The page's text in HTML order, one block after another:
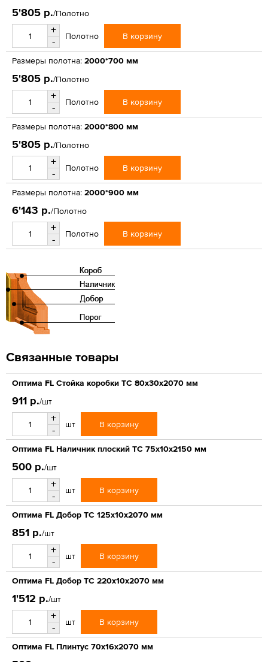
5'805 р./Полотно
+
-
Полотно В корзину
Размеры полотна: 2000*700 мм
5'805 р./Полотно
+
-
Полотно В корзину
Размеры полотна: 2000*800 мм
5'805 р./Полотно
+
-
Полотно В корзину
Размеры полотна: 2000*900 мм
6'143 р./Полотно
+
-
Полотно В корзину
Связанные товары
Оптима FL Стойка коробки ТС 80х30х2070 мм
911 р./шт
+
-
шт В корзину
Оптима FL Наличник плоский ТС 75х10х2150 мм
500 р./шт
+
-
шт В корзину
Оптима FL Добор ТС 125х10х2070 мм
851 р./шт
+
-
шт В корзину
Оптима FL Добор ТС 220х10х2070 мм
1'512 р./шт
+
-
шт В корзину
Оптима FL Плинтус 70х16х2070 мм